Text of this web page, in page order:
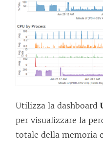
Utilizza la dashboard
per visualizzare la
totale della memoria